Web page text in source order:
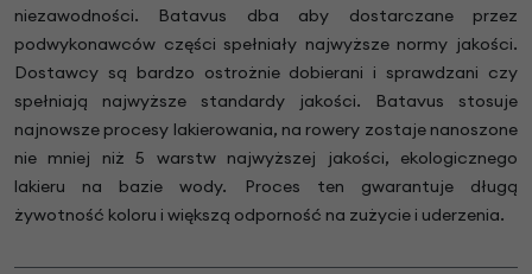
niezawodności. Batavus dba aby dostarczane przez
podwykonawców części spełniały najwyższe normy jakości.
Dostawcy są bardzo ostrożnie dobierani i sprawdzani czy
spełniają najwyższe standardy jakości. Batavus stosuje
najnowsze procesy lakierowania, na rowery zostaje nanoszone
nie mniej niż 5 warstw najwyższej jakości, ekologicznego
lakieru na bazie wody. Proces ten gwarantuje długą
żywotność koloru i większą odporność na zużycie i uderzenia.